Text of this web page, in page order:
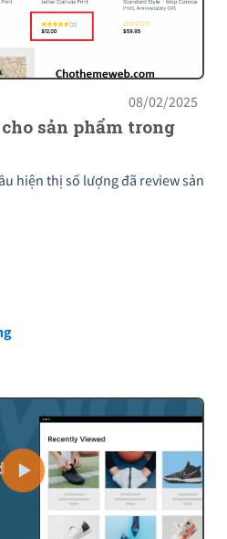
08/02/2025
sản phẩm trong
hiện thị số lượng đã review sản